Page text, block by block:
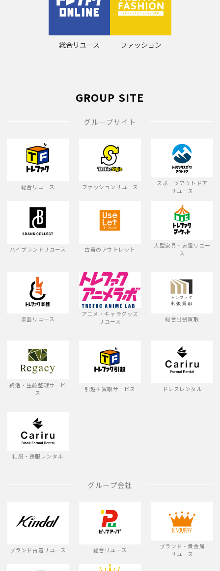
総合リユース ファッション
GROUP SITE
グループサイト
総合リユース ファッションリユース
スポーツアウトドア
リユース
ハイブランドリユース 古着のアウトレット
大型家具・家電リユー
ス
楽器リユース
アニメ・キャラグッズ
リユース
総合出張買取
終活・生前整理サービ
ス
引越＋買取サービス ドレスレンタル
礼服・喪服レンタル
グループ会社
ブランド古着リユース 総合リユース
ブランド・貴金属
リユース